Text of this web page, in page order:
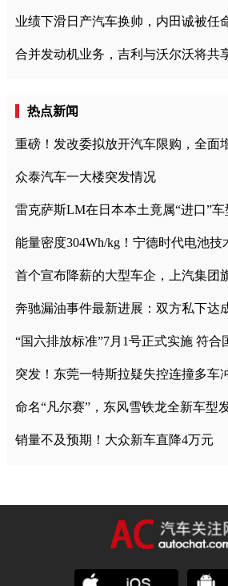
业绩下滑日产汽车换帅，内田诚被任
合并发动机业务，吉利与沃尔沃将共
热点新闻
重磅！发改委拟放开汽车限购，全面
众泰汽车一大楼突发情况
雷克萨斯LM在日本本土竟属“进口”车
能量密度304Wh/kg！宁德时代电池技
突发！东莞一特斯拉疑失控连撞多车
命名“凡尔赛”，东风雪铁龙全新车型
销量不及预期！大众新车直降4万元